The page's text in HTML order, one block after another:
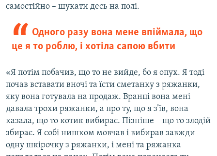
самостійно – шукати десь на полі.
Одного разу вона мене впіймала, що
це я то роблю, і хотіла сапою вбити
«Я потім побачив, що то не вийде, бо я опух. Я тоді
почав вставати вночі та їсти сметанку з ряжанки,
яку вона готувала на продаж. Вранці вона мені
давала трохи ряжанки, а про ту, що я з’їв, вона
казала, що то котик вибирає. Пізніше – що то злодій
збирає. Я собі нишком мовчав і вибирав завжди
одну шкірочку з ряжанки, і мені та ряжанка